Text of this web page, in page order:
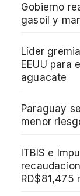
Gobierno
gasoil y
Líder
EEUU para
aguacate
Paraguay
menor
ITBIS e
RD$81,475